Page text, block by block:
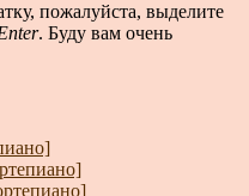
пожалуйста, выделите
. Буду вам очень